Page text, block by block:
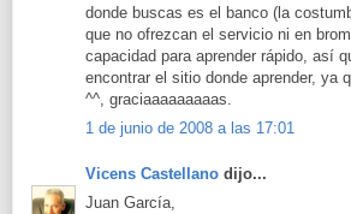
donde buscas es el banco (la
que no ofrezcan el servicio ni en
capacidad para aprender rápido, así
encontrar el sitio donde aprender, ya
^^, graciaaaaaaaaas.
1 de junio de 2008 a las 17:01
Vicens Castellano dijo...
Juan García,